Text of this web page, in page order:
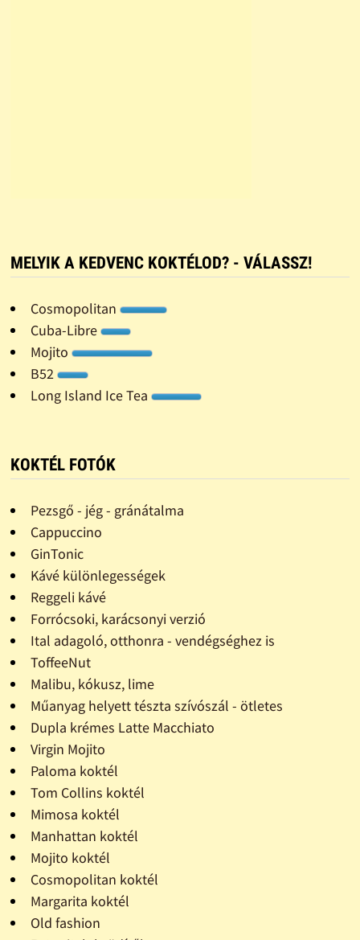
MELYIK A KEDVENC KOKTÉLOD? - VÁLASSZ!
Cosmopolitan
Cuba-Libre
Mojito
B52
Long Island Ice Tea
KOKTÉL FOTÓK
Pezsgő - jég - gránátalma
Cappuccino
GinTonic
Kávé különlegességek
Reggeli kávé
Forrócsoki, karácsonyi verzió
Ital adagoló, otthonra - vendégséghez is
ToffeeNut
Malibu, kókusz, lime
Műanyag helyett tészta szívószál - ötletes
Dupla krémes Latte Macchiato
Virgin Mojito
Paloma koktél
Tom Collins koktél
Mimosa koktél
Manhattan koktél
Mojito koktél
Cosmopolitan koktél
Margarita koktél
Old fashion